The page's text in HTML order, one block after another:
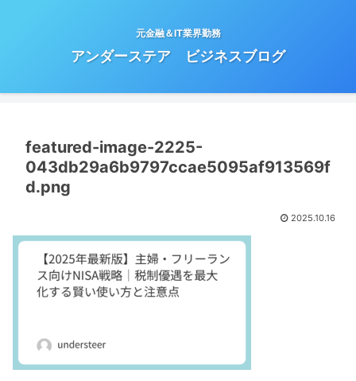
元金融＆IT業界勤務
アンダーステア ビジネスブログ
featured-image-2225-
043db29a6b9797ccae5095af913569f
d.png
2025.10.16